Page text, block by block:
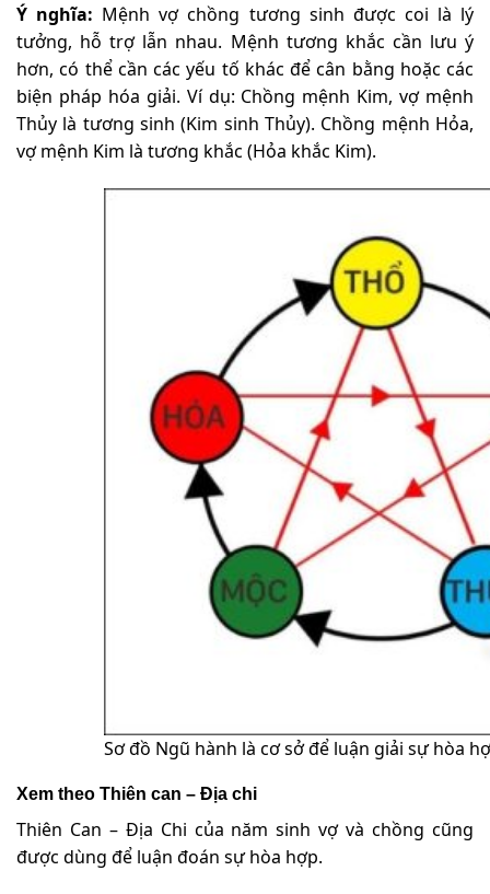
Ý nghĩa: Mệnh vợ chồng tương sinh được coi là lý
tưởng, hỗ trợ lẫn nhau. Mệnh tương khắc cần lưu ý
hơn, có thể cần các yếu tố khác để cân bằng hoặc các
biện pháp hóa giải. Ví dụ: Chồng mệnh Kim, vợ mệnh
Thủy là tương sinh (Kim sinh Thủy). Chồng mệnh Hỏa,
vợ mệnh Kim là tương khắc (Hỏa khắc Kim).
Sơ đồ Ngũ hành là cơ sở để luận giải sự hòa
Xem theo Thiên can – Địa chi
Thiên Can – Địa Chi của năm sinh vợ và chồng cũng
được dùng để luận đoán sự hòa hợp.